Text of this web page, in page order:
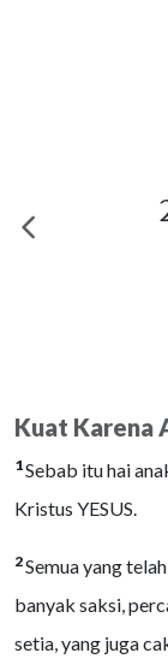
Kuat Karena
1Sebab itu hai
Kristus YESUS.
2Semua yang
banyak saksi,
setia, yang juga